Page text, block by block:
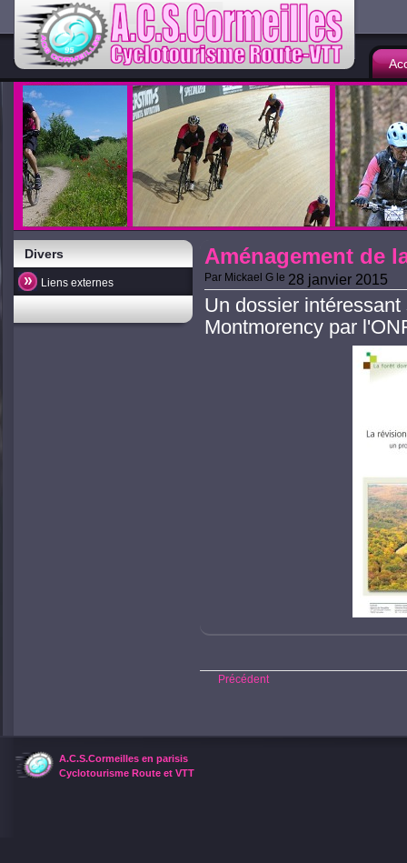
Divers
Liens externes
Aménagement de
Par Mickael Gle 28 janvier 2015
Un dossier
Montmorency par
Précédent
A.C.S.Cormeilles en parisis
Cyclotourisme Route et VTT